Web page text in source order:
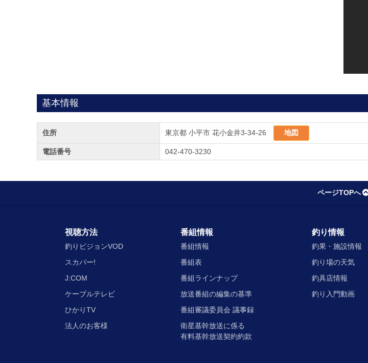
基本情報
住所 東京都 小平市 花小金井3-34-26 地図
電話番号 042-470-3230
ページTOPへ
視聴方法
釣りビジョンVOD
スカパー!
J:COM
ケーブルテレビ
ひかりTV
法人のお客様
番組情報
番組情報
番組表
番組ラインナップ
放送番組の編集の基準
番組審議委員会 議事録
衛星基幹放送に係る
有料基幹放送契約約款
釣り情報
釣果・施設情報
釣り場の天気
釣具店情報
釣り入門動画